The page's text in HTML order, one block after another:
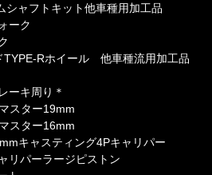
シャフトキット他車種用加工品
ーク
TYPE-Rホイール 他車種流用加工品
ーキ周り＊
スター19mm
スター16mm
キャスティング4Pキャリパー
リパーラージピストン